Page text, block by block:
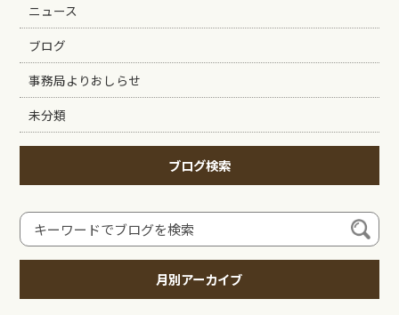
ニュース
ブログ
事務局よりおしらせ
未分類
ブログ検索
月別アーカイブ